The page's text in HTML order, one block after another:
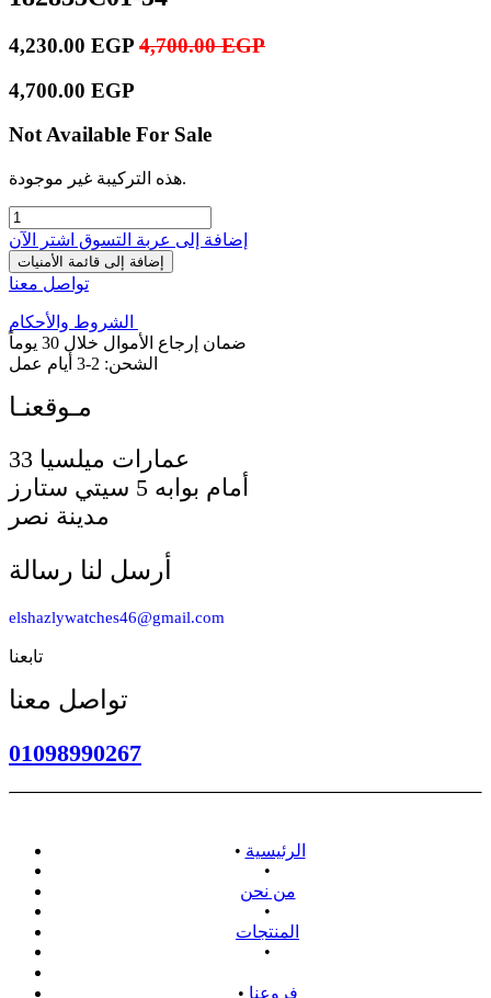
4,230.00 EGP 4,700.00EGP
4,700.00 EGP
Not Available For Sale
هذه التركيبة غير موجودة.
إضافة إلى عربة التسوق اشترِ الآن
إضافة إلى قائمة الأمنيات
تواصل معنا
الشروط والأحكام
ضمان إرجاع الأموال خلال 30 يوماً
الشحن: 2-3 أيام عمل
أمام بوابه 5 سيتي ستارز
مدينة نصر
أرسل لنا رسالة
elshazlywatches46@gmail.com
تابعنا
تواصل معنا
01098990267
• الرئيسية
•
من نحن
•
المنتجات
•
• فروعنا